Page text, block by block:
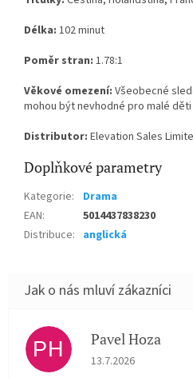
Délka: 102 minut
Poměr stran: 1.78:1
Věkové omezení: Všeobecné
mohou být nevhodné pro malé děti
Distributor: Elevation Sales
Doplňkové parametry
Kategorie:
Drama
EAN:
5014437838230
Distribuce: anglická
PH Pavel Hoza
Hodnocení obchodu
13.7.2026